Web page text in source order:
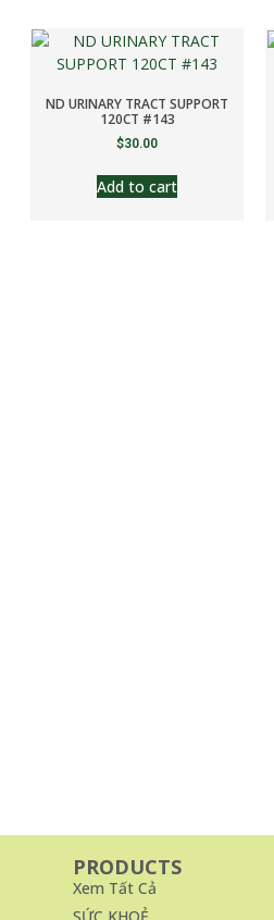
ND URINARY TRACT SUPPORT
120CT #143
$30.00
Add to cart
PRODUCTS
Xem Tất Cả